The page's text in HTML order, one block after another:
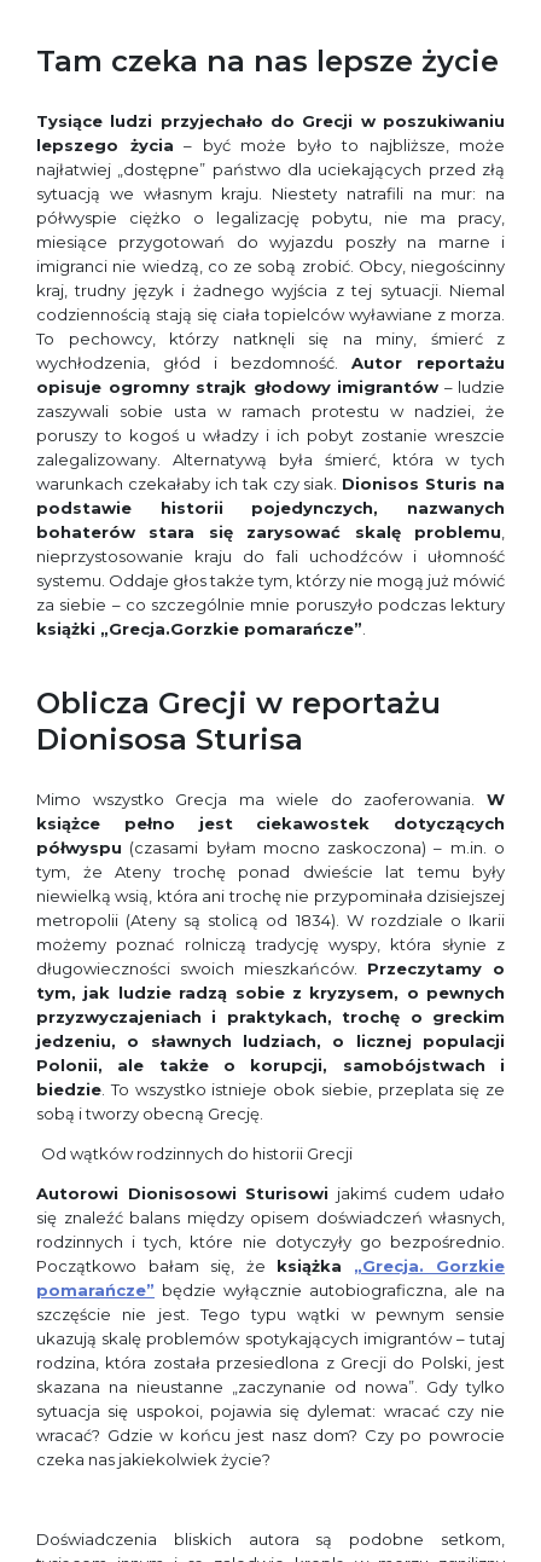
Tam czeka na nas lepsze życie
Tysiące ludzi przyjechało do Grecji w poszukiwaniu
lepszego życia – być może było to najbliższe, może
najłatwiej „dostępne” państwo dla uciekających przed złą
sytuacją we własnym kraju. Niestety natrafili na mur: na
półwyspie ciężko o legalizację pobytu, nie ma pracy,
miesiące przygotowań do wyjazdu poszły na marne i
imigranci nie wiedzą, co ze sobą zrobić. Obcy, niegościnny
kraj, trudny język i żadnego wyjścia z tej sytuacji. Niemal
codziennością stają się ciała topielców wyławiane z morza.
To pechowcy, którzy natknęli się na miny, śmierć z
wychłodzenia, głód i bezdomność. Autor reportażu
opisuje ogromny strajk głodowy imigrantów – ludzie
zaszywali sobie usta w ramach protestu w nadziei, że
poruszy to kogoś u władzy i ich pobyt zostanie wreszcie
zalegalizowany. Alternatywą była śmierć, która w tych
warunkach czekałaby ich tak czy siak. Dionisos Sturis na
podstawie historii pojedynczych, nazwanych
bohaterów stara się zarysować skalę problemu
nieprzystosowanie kraju do fali uchodźców i ułomność
systemu. Oddaje głos także tym, którzy nie mogą już mówić
za siebie – co szczególnie mnie poruszyło podczas lektury
książki „Grecja.Gorzkie pomarańcze”
Oblicza Grecji w reportażu
Dionisosa Sturisa
Mimo wszystko Grecja ma wiele do zaoferowania. W
książce pełno jest ciekawostek dotyczących
półwyspu (czasami byłam mocno zaskoczona) – m.in. o
tym, że Ateny trochę ponad dwieście lat temu były
niewielką wsią, która ani trochę nie przypominała dzisiejszej
metropolii (Ateny są stolicą od 1834). W rozdziale o Ikarii
możemy poznać rolniczą tradycję wyspy, która słynie z
długowieczności swoich mieszkańców. Przeczytamy o
tym, jak ludzie radzą sobie z kryzysem, o pewnych
przyzwyczajeniach i praktykach, trochę o greckim
jedzeniu, o sławnych ludziach, o licznej populacji
Polonii, ale także o korupcji, samobójstwach i
biedzie . To wszystko istnieje obok siebie, przeplata się ze
sobą i tworzy obecną Grecję.
Od wątków rodzinnych do historii Grecji
Autorowi Dionisosowi Sturisowi jakimś cudem udało
się znaleźć balans między opisem doświadczeń własnych,
rodzinnych i tych, które nie dotyczyły go bezpośrednio.
Początkowo bałam się, że książka
„Grecja. Gorzkie
pomarańcze” będzie wyłącznie autobiograficzna, ale na
szczęście nie jest. Tego typu wątki w pewnym sensie
ukazują skalę problemów spotykających imigrantów – tutaj
rodzina, która została przesiedlona z Grecji do Polski, jest
skazana na nieustanne „zaczynanie od nowa”. Gdy tylko
sytuacja się uspokoi, pojawia się dylemat: wracać czy nie
wracać? Gdzie w końcu jest nasz dom? Czy po powrocie
czeka nas jakiekolwiek życie?
Doświadczenia bliskich autora są podobne setkom,